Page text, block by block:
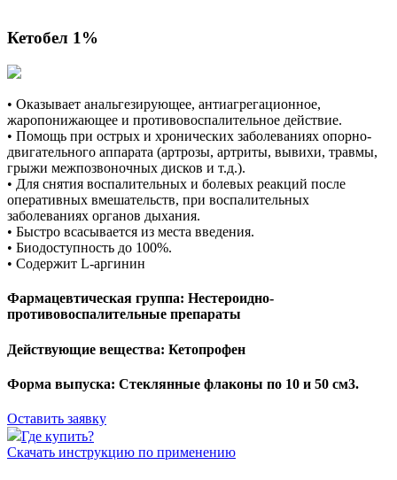
Кетобел 1%
• Оказывает анальгезирующее, антиагрегационное,
жаропонижающее и противовоспалительное действие.
• Помощь при острых и хронических заболеваниях опорно-
двигательного аппарата (артрозы, артриты, вывихи, травмы,
грыжи межпозвоночных дисков и т.д.).
• Для снятия воспалительных и болевых реакций после
оперативных вмешательств, при воспалительных
заболеваниях органов дыхания.
• Быстро всасывается из места введения.
• Биодоступность до 100%.
• Содержит L-аргинин
Фармацевтическая группа: Нестероидно-
противовоспалительные препараты
Действующие вещества: Кетопрофен
Форма выпуска: Стеклянные флаконы по 10 и 50 см3.
Оставить заявку
Где купить?
Скачать инструкцию по применению